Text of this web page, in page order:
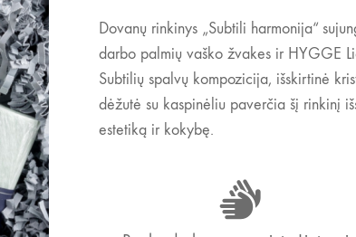
Dovanų rinkinys „Subtili harmonija“
darbo palmių vaško žvakes ir HYGGE
Subtilių spalvų kompozicija, išskirtinė
dėžutė su kaspinėliu paverčia šį rinkinį
estetiką ir kokybę.